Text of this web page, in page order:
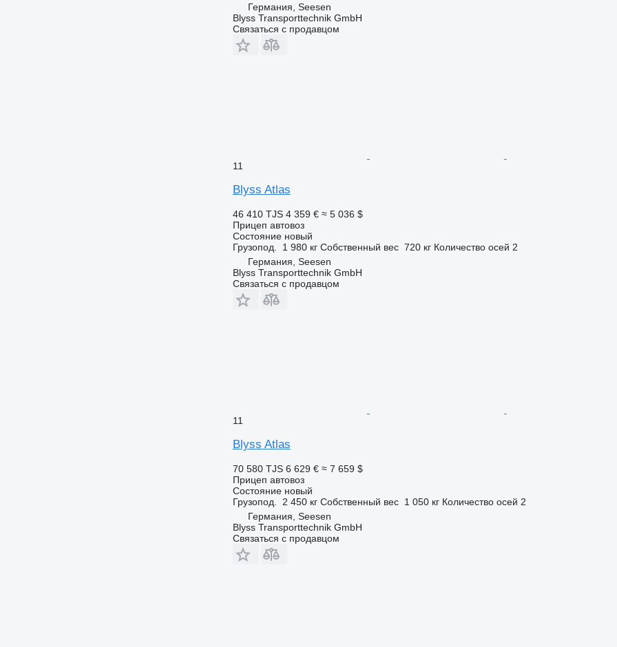
Германия, Seesen
Blyss Transporttechnik GmbH
Связаться с продавцом
11
Blyss Atlas
46 410 TJS 4 359 € ≈ 5 036 $
Прицеп автовоз
Состояниеновый
Грузопод.
1 980 кг Собственный вес 720 кг Количество осей 2
Германия, Seesen
Blyss Transporttechnik GmbH
Связаться с продавцом
11
Blyss Atlas
70 580 TJS 6 629 € ≈ 7 659 $
Прицеп автовоз
Состояниеновый
Грузопод.
2 450 кг Собственный вес 1 050 кг Количество осей 2
Германия, Seesen
Blyss Transporttechnik GmbH
Связаться с продавцом